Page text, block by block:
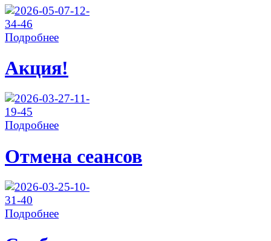
Подробнее
Акция!
Подробнее
Отмена сеансов
Подробнее